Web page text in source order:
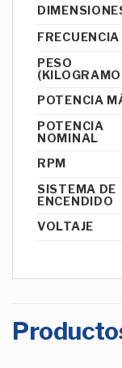
FRECUENCIA
PESO
POTENCIA
POTENCIA
NOMINAL
RPM
SISTEMA DE
ENCENDIDO
VOLTAJE